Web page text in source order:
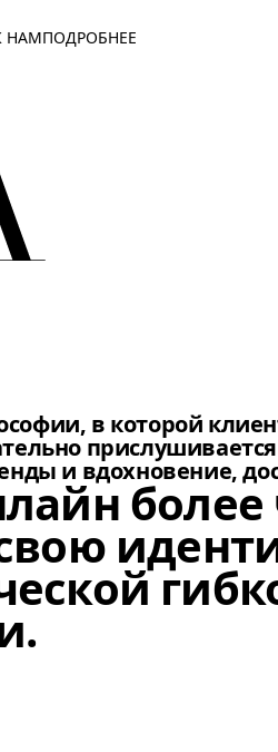
НАМПОДРОБНЕЕ
с открытой спиной и
в которой
и вдохновение,